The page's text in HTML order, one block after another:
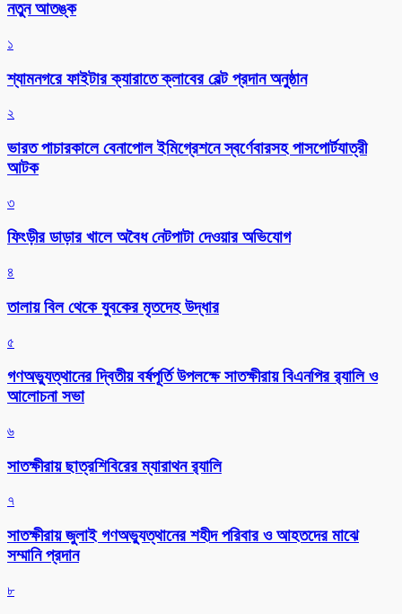
নতুন আতঙ্ক
১
শ্যামনগরে ফাইটার ক্যারাতে ক্লাবের বেল্ট প্রদান অনুষ্ঠান
২
ভারত পাচারকালে বেনাপোল ইমিগ্রেশনে স্বর্ণেবারসহ পাসপোর্টযাত্রী
আটক
৩
ফিংড়ীর ডাড়ার খালে অবৈধ নেটপাটা দেওয়ার অভিযোগ
৪
তালায় বিল থেকে যুবকের মৃতদেহ উদ্ধার
৫
গণঅভ্যুত্থানের দ্বিতীয় বর্ষপূর্তি উপলক্ষে সাতক্ষীরায় বিএনপির র‌্যালি ও
আলোচনা সভা
৬
সাতক্ষীরায় ছাত্রশিবিরের ম্যারাথন র‌্যালি
৭
সাতক্ষীরায় জুলাই গণঅভ্যুত্থানের শহীদ পরিবার ও আহতদের মাঝে
সম্মানি প্রদান
৮